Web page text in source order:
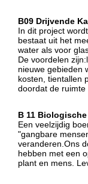
B09 Drijvende
In dit project
bestaat uit het
water als voor
De voordelen
nieuwe gebieden
kosten, tientallen
doordat de
B 11
Een veelzijdig
"gangbare
veranderen.Ons
hebben met een
plant en mens.